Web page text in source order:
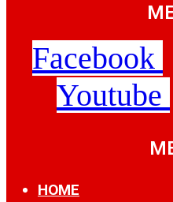
Facebook
Youtube
HOME